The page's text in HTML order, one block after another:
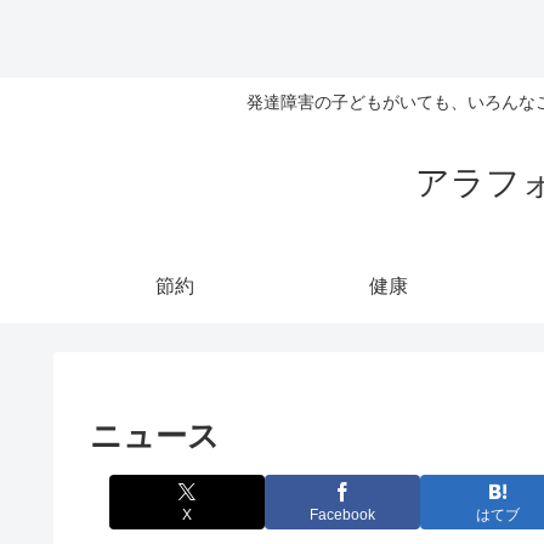
発達障害の子どもがいても、いろん
アラフ
節約 健康
ニュース
X Facebook はてブ